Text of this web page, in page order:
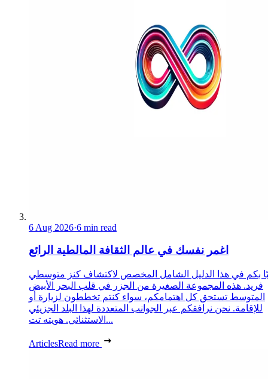
6 Aug 2026·6 min read
اغمر نفسك في عالم الثقافة المالطية الرائع
بكم في هذا الدليل الشامل المخصص لاكتشاف كنز متوسطي
فريد. هذه المجموعة الصغيرة من الجزر في قلب البحر الأبيض
المتوسط تستحق كل اهتمامكم، سواء كنتم تخططون لزيارة أو
للإقامة. نحن نرافقكم عبر الجوانب المتعددة لهذا البلد الجزيئي
الاستثنائي. هويته تت...
ArticlesRead more